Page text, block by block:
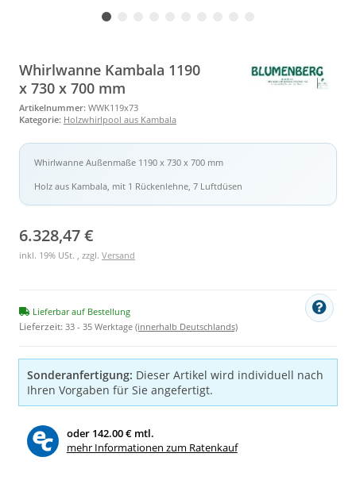
Whirlwanne Kambala 1190
x 730 x 700 mm
Artikelnummer: WWK119x73
Kategorie: Holzwhirlpool aus Kambala
Whirlwanne Außenmaße 1190 x 730 x 700 mm
Holz aus Kambala, mit 1 Rückenlehne, 7 Luftdüsen
6.328,47 €
inkl. 19% USt. , zzgl. Versand
Lieferbar auf Bestellung
Lieferzeit: 33 - 35 Werktage (innerhalb Deutschlands)
Sonderanfertigung: Dieser Artikel wird individuell nach
Ihren Vorgaben für Sie angefertigt.
oder 142.00 € mtl.
mehr Informationen zum Ratenkauf